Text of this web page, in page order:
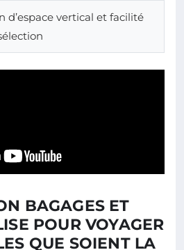
d’espace vertical et facilité
BAGAGES ET
POUR VOYAGER
QUE SOIENT LA